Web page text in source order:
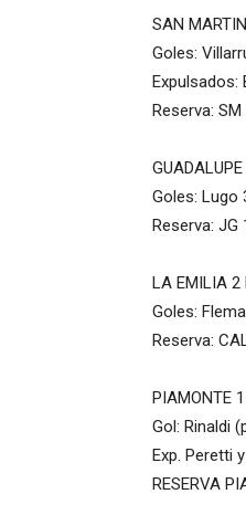
SAN
Goles:
Expulsados:
Reserva:
Goles: Lugo
Reserva: JG
LA EMILIA 2
Goles:
Reserva:
PIAMONTE
Gol: Rinaldi
Exp. Peretti
RESERVA